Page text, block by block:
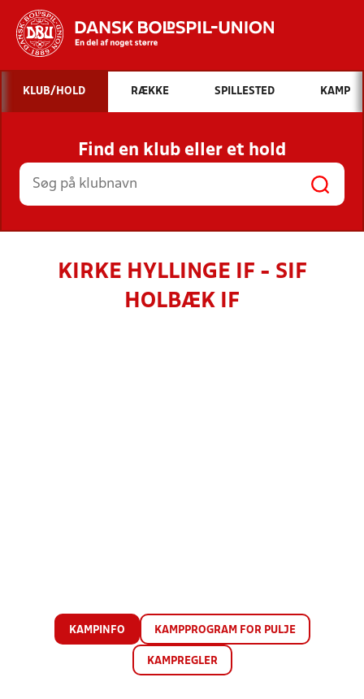
Hvad vil du søge efter?
INDHOLD OG NYHEDER
STILLINGER, RESULTATER, KLUBBER OG
HOLD
KLUB/HOLD RÆKKE SPILLESTED KAMP
Find en klub eller et hold
KIRKE HYLLINGE IF - SIF
HOLBÆK IF
KAMPINFO KAMPPROGRAM FOR PULJE
KAMPREGLER